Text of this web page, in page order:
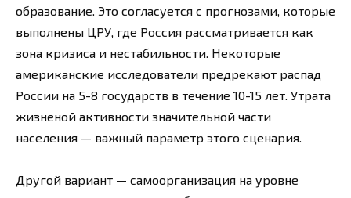
образование. Это согласуется с прогнозами, которые
выполнены ЦРУ, где Россия рассматривается как
зона кризиса и нестабильности. Некоторые
американские исследователи предрекают распад
России на 5-8 государств в течение 10-15 лет. Утрата
жизненой активности значительной части
населения — важный параметр этого сценария.
Другой вариант — самоорганизация на уровне